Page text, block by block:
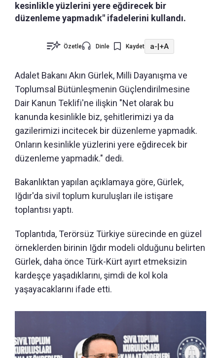
kesinlikle yüzlerini yere eğdirecek bir
düzenleme yapmadık" ifadelerini kullandı.
Özetle Dinle Kaydet a-|+A
Adalet Bakanı Akın Gürlek, Milli Dayanışma ve
Toplumsal Bütünleşmenin Güçlendirilmesine
Dair Kanun Teklifi'ne ilişkin "Net olarak bu
kanunda kesinlikle biz, şehitlerimizi ya da
gazilerimizi incitecek bir düzenleme yapmadık.
Onların kesinlikle yüzlerini yere eğdirecek bir
düzenleme yapmadık." dedi.
Bakanlıktan yapılan açıklamaya göre, Gürlek,
Iğdır'da sivil toplum kuruluşları ile istişare
toplantısı yaptı.
Toplantıda, Terörsüz Türkiye sürecinde en güzel
örneklerden birinin Iğdır modeli olduğunu belirten
Gürlek, daha önce Türk-Kürt ayırt etmeksizin
kardeşçe yaşadıklarını, şimdi de kol kola
yaşayacaklarını ifade etti.